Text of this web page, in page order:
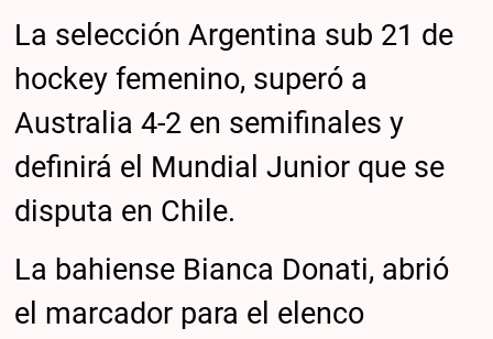
La selección Argentina sub 21 de
hockey femenino, superó a
Australia 4-2 en semifinales y
definirá el Mundial Junior que se
disputa en Chile.
La bahiense Bianca Donati, abrió
el marcador para el elenco